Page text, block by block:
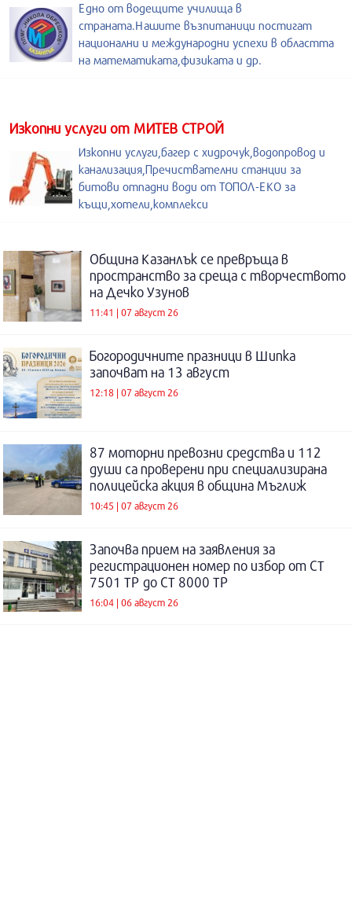
Едно от водещите училища в
страната.Нашите възпитаници постигат
национални и международни успехи в областта
на математиката,физиката и др.
Изкопни услуги от МИТЕВ СТРОЙ
Изкопни услуги,багер с хидрочук,водопровод и
канализация,Пречиствателни станции за
битови отпадни води от ТОПОЛ-ЕКО за
къщи,хотели,комплекси
Община Казанлък се превръща в
пространство за среща с творчеството
на Дечко Узунов
11:41 | 07 август 26
Богородичните празници в Шипка
започват на 13 август
12:18 | 07 август 26
87 моторни превозни средства и 112
души са проверени при специализирана
полицейска акция в община Мъглиж
10:45 | 07 август 26
Започва прием на заявления за
регистрационен номер по избор от СТ
7501 ТР до СТ 8000 ТР
16:04 | 06 август 26